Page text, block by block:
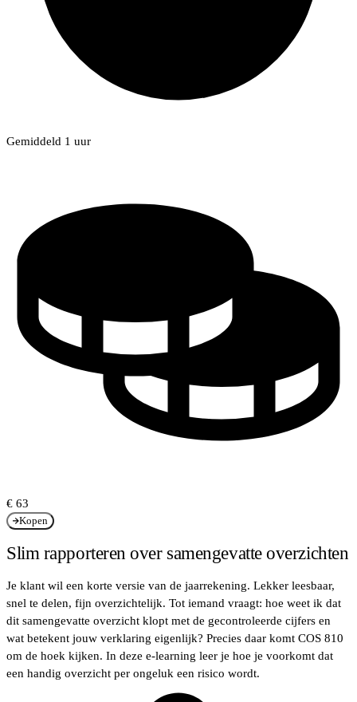
Gemiddeld 1 uur
€ 63
Kopen
Slim rapporteren over samengevatte overzichten
Je klant wil een korte versie van de jaarrekening. Lekker leesbaar,
snel te delen, fijn overzichtelijk. Tot iemand vraagt: hoe weet ik dat
dit samengevatte overzicht klopt met de gecontroleerde cijfers en
wat betekent jouw verklaring eigenlijk? Precies daar komt COS 810
om de hoek kijken. In deze e-learning leer je hoe je voorkomt dat
een handig overzicht per ongeluk een risico wordt.